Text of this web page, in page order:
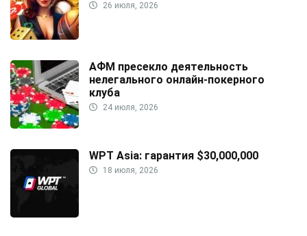
26 июля, 2026
АФМ пресекло деятельность
нелегального онлайн-покерного
клуба
24 июля, 2026
WPT Asia: гарантия $30,000,000
18 июля, 2026